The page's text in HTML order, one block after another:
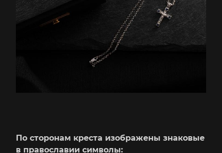
По сторонам креста изображены знаковые
в православии символы: